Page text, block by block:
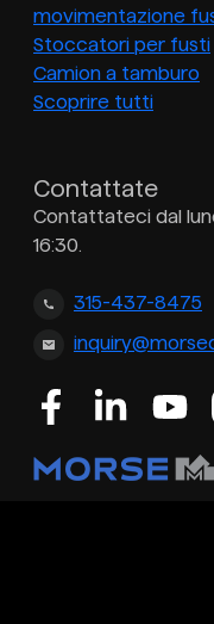
movimentazione
Stoccatori per fusti
Camion a tamburo
Scoprire tutti
Contattate
Contattateci dal
16:30.
315-437-8475